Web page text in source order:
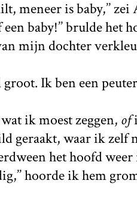
meneer is baby,’’
een baby!’’ brulde
mijn dochter
groot. Ik ben een
ik moest zeggen, of
geraakt, waar ik zelf
het hoofd weer
hoorde ik hem